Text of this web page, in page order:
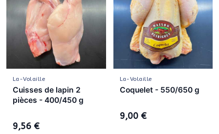
La-Volaille
Cuisses de lapin 2
pièces - 400/450 g
9,56 €
La-Volaille
Coquelet - 550/650 g
9,00 €